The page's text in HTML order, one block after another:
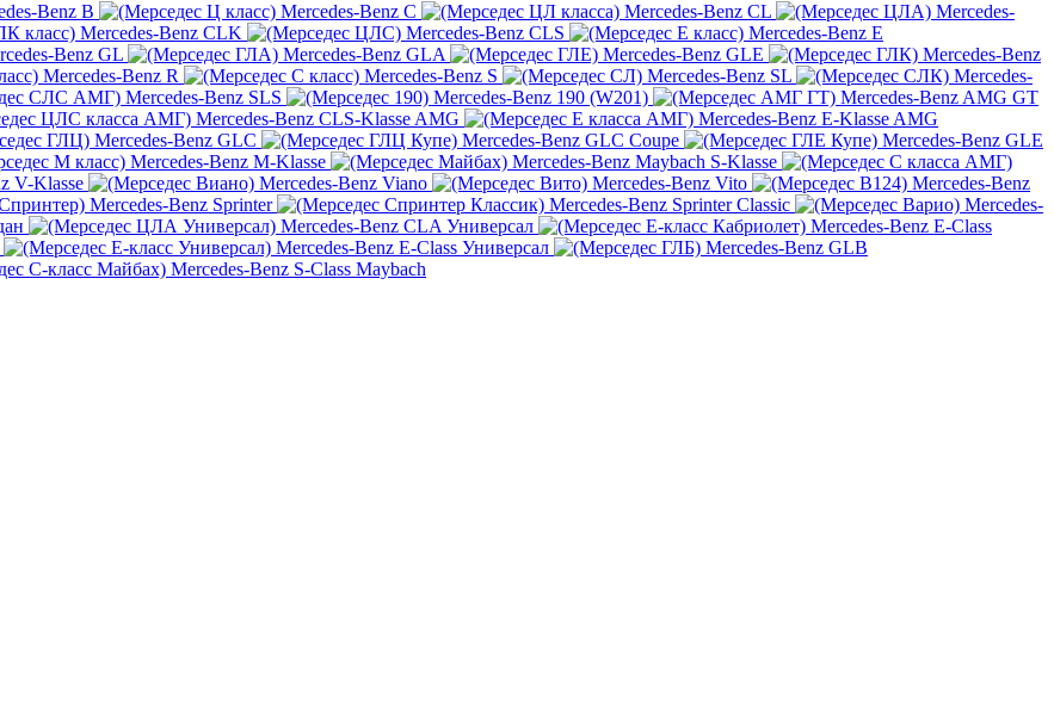
Benz B Mercedes-Benz C Mercedes-Benz CL
Mercedes-
Mercedes-Benz CLK Mercedes-Benz CLS
Mercedes-Benz E
Benz GL Mercedes-Benz GLA Mercedes-Benz GLE
Mercedes-Benz
Mercedes-Benz R Mercedes-Benz S Mercedes-Benz SL
Mercedes-
Mercedes-Benz SLS Mercedes-Benz 190 (W201)
Mercedes-Benz AMG GT
Mercedes-Benz CLS-Klasse AMG
Mercedes-Benz E-Klasse AMG
Mercedes-Benz GLC Mercedes-Benz GLC Coupe
Mercedes-Benz GLE
Mercedes-Benz M-Klasse
Mercedes-Benz Maybach S-Klasse
V-Klasse Mercedes-Benz Viano Mercedes-Benz Vito
Mercedes-Benz
Mercedes-Benz Sprinter Mercedes-Benz Sprinter Classic
Mercedes-
Mercedes-Benz CLA Универсал
Mercedes-Benz E-Class
Mercedes-Benz E-Class Универсал
Mercedes-Benz GLB
Mercedes-Benz S-Class Maybach